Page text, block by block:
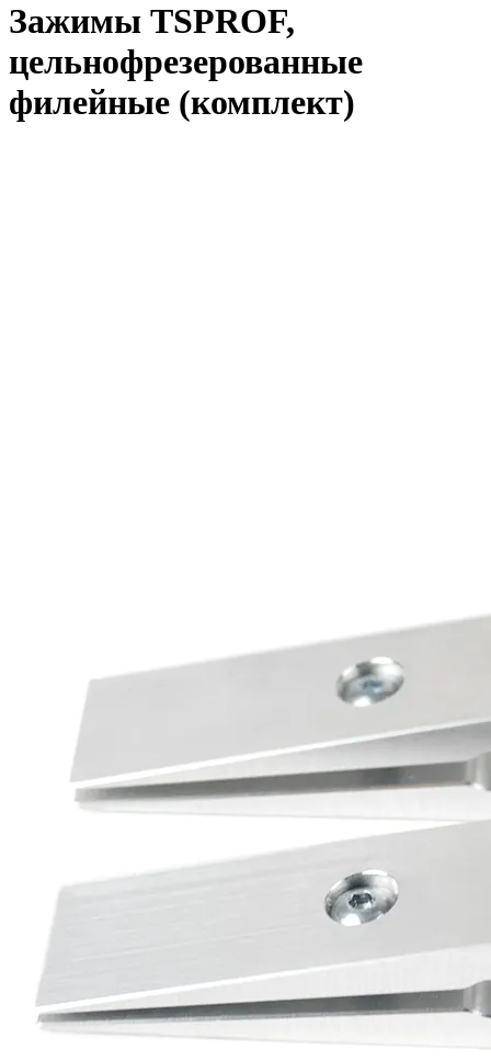
Зажимы TSPROF,
цельнофрезерованные
филейные (комплект)